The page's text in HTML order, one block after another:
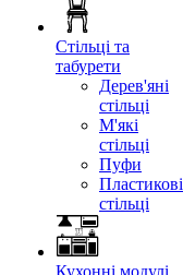
Стільці та
табурети
Дерев'яні
стільці
М'які
стільці
Пуфи
Пластикові
стільці
Кухонні модулі